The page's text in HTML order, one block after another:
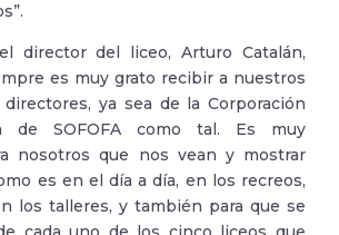
director del liceo, Arturo Catalán,
es muy grato recibir a nuestros
ya sea de la Corporación
de SOFOFA como tal. Es muy
nosotros que nos vean y mostrar
es en el día a día, en los recreos,
los talleres, y también para que se